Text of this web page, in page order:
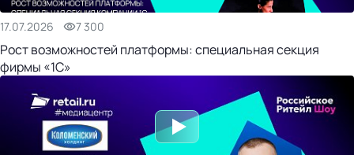
17.07.2026 7 300
Рост возможностей платформы: специальная секция
фирмы «1С»